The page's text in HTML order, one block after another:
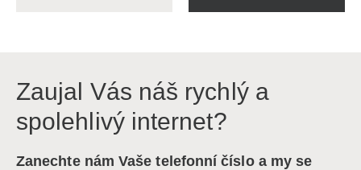
Zaujal Vás náš rychlý a
spolehlivý internet?
Zanechte nám Vaše telefonní číslo a my se